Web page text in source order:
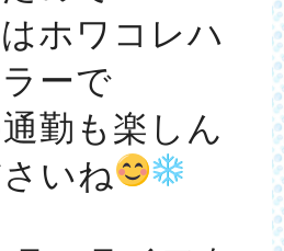
ホワコレハ
ーで
勤も楽しん
いね